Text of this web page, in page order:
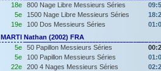
18e
800 Nage Libre Messieurs Séries
5e
1500 Nage Libre Messieurs Séries
19e
100 Dos Messieurs Séries
MARTI Nathan (2002) FRA
5e
50 Papillon Messieurs Séries
5e
100 Papillon Messieurs Séries
22e
200 4 Nages Messieurs Séries